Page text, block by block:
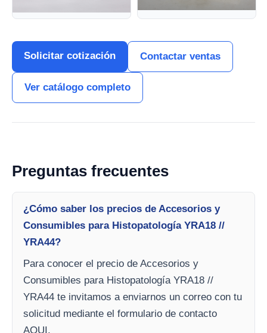
Solicitar cotización Contactar ventas
Ver catálogo completo
Preguntas frecuentes
¿Cómo saber los precios de Accesorios y
Consumibles para Histopatología YRA18 //
YRA44?
Para conocer el precio de Accesorios y
Consumibles para Histopatología YRA18 //
YRA44 te invitamos a enviarnos un correo con tu
solicitud mediante el formulario de contacto
AQUI.